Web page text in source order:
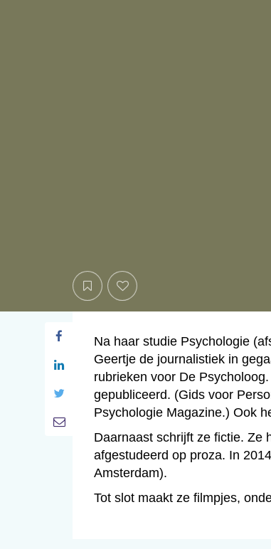
Na haar studie Psychologie
Geertje de journalistiek in
rubrieken voor De
gepubliceerd. (Gids voor
Psychologie Magazine.) Ook
Daarnaast schrijft ze fictie. Ze
afgestudeerd op proza. In
Amsterdam).
Tot slot maakt ze filmpjes,